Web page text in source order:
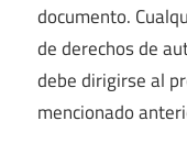
documento.
de derechos de
debe dirigirse al
mencionado